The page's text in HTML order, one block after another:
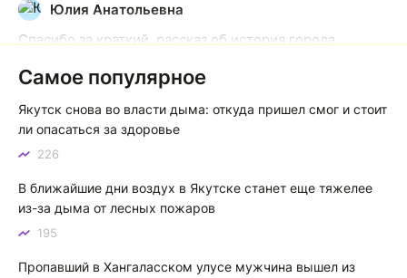
Ю
Юлия Анатольевна
Спасибо за краткий, рассказ об история города
Якутск сквозь века: от острога до столицы республики
К
Котя злой
Зной в Сибири, тем более в Якутске. Никакой это не
тем более говорить не приходиться. Не зря даже в
песнях поют…
Самое популярное
Якутск снова во власти дыма: откуда пришел смог и стоит
ли опасаться за здоровье
226
В ближайшие дни воздух в Якутске станет еще тяжелее
из-за дыма от лесных пожаров
195
Пропавший в Хангаласском улусе мужчина вышел из